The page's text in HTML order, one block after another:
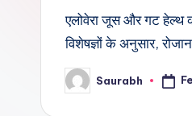
एलोवेरा जूस और गट हेल्थ
विशेषज्ञों के अनुसार,
Posted
by
Saurabh